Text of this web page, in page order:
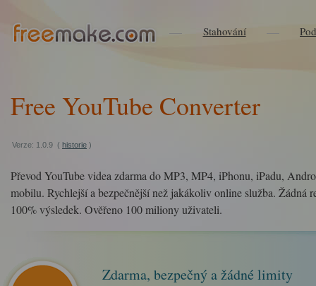
Stahování
Free YouTube Converter
Verze: 1.0.9 ( historie )
Převod YouTube videa zdarma do MP3, MP4, iPhonu, iPadu,
mobilu. Rychlejší a bezpečnější než jakákoliv online služba. Žádná
100% výsledek. Ověřeno 100 miliony uživateli.
Zdarma, bezpečný a žádné limity